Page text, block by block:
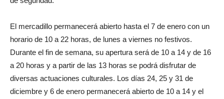
El mercadillo permanecerá abierto hasta el 7 de enero con un
horario de 10 a 22 horas, de lunes a viernes no festivos.
Durante el fin de semana, su apertura será de 10 a 14 y de 16
a 20 horas y a partir de las 13 horas se podrá disfrutar de
diversas actuaciones culturales. Los días 24, 25 y 31 de
diciembre y 6 de enero permanecerá abierto de 10 a 14 y el